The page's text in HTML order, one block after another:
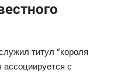
титул “короля
ассоциируется с